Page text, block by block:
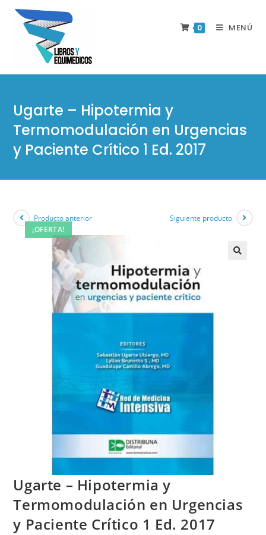
0 MENÚ
Ugarte – Hipotermia y
Termomodulación en Urgencias
y Paciente Crítico 1 Ed. 2017
¡OFERTA!
Producto anterior Siguiente producto
Ugarte – Hipotermia y
Termomodulación en Urgencias
y Paciente Crítico 1 Ed. 2017